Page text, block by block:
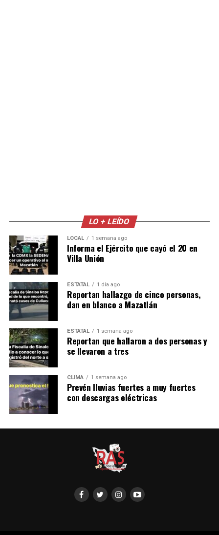
LO + LEÍDO
LOCAL 1 semana ago
Informa el Ejército que cayó el 20 en
Villa Unión
ESTATAL 1 día ago
Reportan hallazgo de cinco personas,
dan en blanco a Mazatlán
ESTATAL 1 semana ago
Reportan que hallaron a dos personas y
se llevaron a tres
CLIMA 1 semana ago
Prevén lluvias fuertes a muy fuertes
con descargas eléctricas